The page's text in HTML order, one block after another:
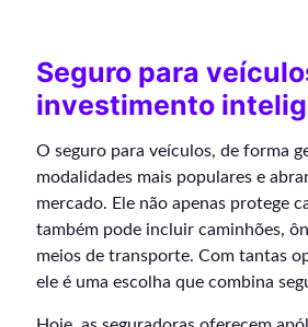
Seguro para
investimento
O seguro para veículos, de forma
modalidades mais populares e
mercado. Ele não apenas protege
também pode incluir caminhões,
meios de transporte. Com tantas
ele é uma escolha que combina